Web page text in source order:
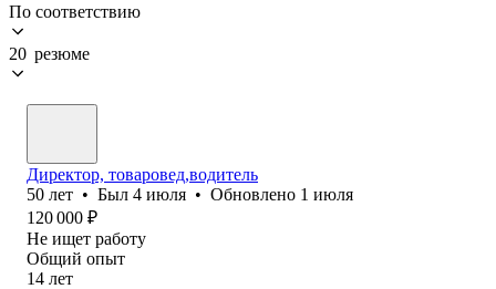
По соответствию
20 резюме
Директор, товаровед,водитель
50 лет • Был 4 июля • Обновлено 1 июля
120 000 ₽
Не ищет работу
Общий опыт
14 лет